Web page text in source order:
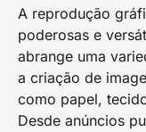
A reprodução
poderosas e
abrange uma
a criação de
como papel,
Desde anúncios